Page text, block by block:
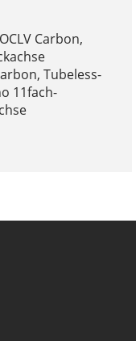
Carbon,
Tubeless-
11fach-